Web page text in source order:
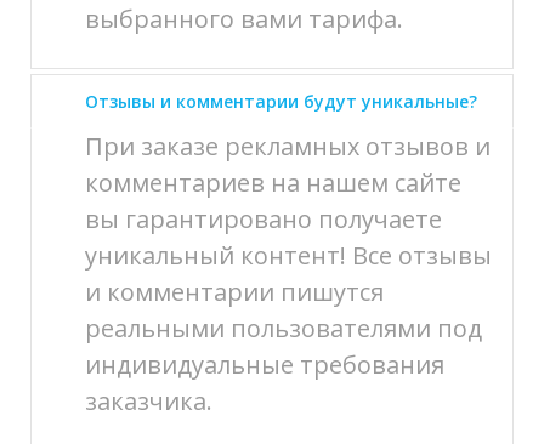
выбранного вами тарифа.
Отзывы и комментарии будут уникальные?
При заказе рекламных отзывов и
комментариев на нашем сайте
вы гарантировано получаете
уникальный контент! Все отзывы
и комментарии пишутся
реальными пользователями под
индивидуальные требования
заказчика.